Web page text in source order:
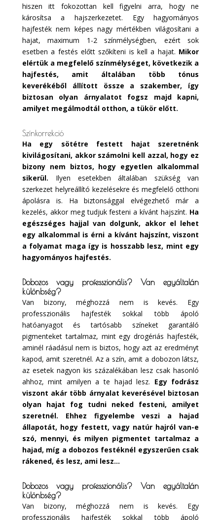
hiszen itt fokozottan kell figyelni arra, hogy ne
károsítsa a hajszerkezetet. Egy hagyományos
hajfesték nem képes nagy mértékben világosítani a
hajat, maximum 1-2 színmélységben, ezért sok
esetben a festés előtt szőkíteni is kell a hajat. Mikor
elértük a megfelelő színmélységet, következik a
hajfestés, amit általában több tónus
keverékéből állított össze a szakember, így
biztosan olyan árnyalatot fogsz majd kapni,
amilyet megálmodtál otthon, a tükör előtt.
Színkorrekció
Ha egy sötétre festett hajat szeretnénk
kivilágosítani, akkor számolni kell azzal, hogy ez
bizony nem biztos, hogy egyetlen alkalommal
sikerül. Ilyen esetekben általában szükség van
szerkezet helyreállító kezelésekre és megfelelő otthoni
ápolásra is. Ha biztonsággal elvégezhető már a
kezelés, akkor meg tudjuk festeni a kívánt hajszínt. Ha
egészséges hajjal van dolgunk, akkor el lehet
egy alkalommal is érni a kívánt hajszínt, viszont
a folyamat maga így is hosszabb lesz, mint egy
hagyományos hajfestés.
Dobozos vagy professzionális? Van egyáltalán
különbség?
Van bizony, méghozzá nem is kevés. Egy
professzionális hajfesték sokkal több ápoló
hatóanyagot és tartósabb színeket garantáló
pigmenteket tartalmaz, mint egy drogériás hajfesték,
aminél ráadásul nem is biztos, hogy azt az eredményt
kapod, amit szeretnél. Az a szín, amit a dobozon látsz,
az esetek nagyon kis százalékában lesz csak hasonló
ahhoz, mint amilyen a te hajad lesz. Egy fodrász
viszont akár több árnyalat keverésével biztosan
olyan hajat fog tudni neked festeni, amilyet
szeretnél. Ehhez figyelembe veszi a hajad
állapotát, hogy festett, vagy natúr hajról van-e
szó, mennyi, és milyen pigmentet tartalmaz a
hajad, míg a dobozos festéknél egyszerűen csak
rákened, és lesz, ami lesz…
Dobozos vagy professzionális? Van egyáltalán
különbség?
Van bizony, méghozzá nem is kevés. Egy
professzionális hajfesték sokkal több ápoló